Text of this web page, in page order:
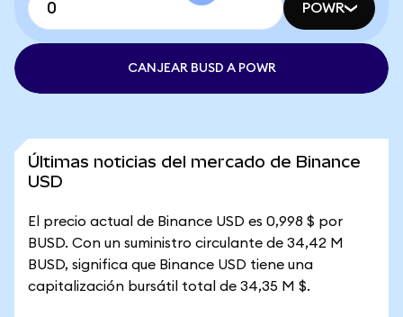
POWR
CANJEAR BUSD A POWR
Últimas noticias del mercado de Binance
USD
El precio actual de Binance USD es 0,998 $ por
BUSD. Con un suministro circulante de 34,42 M
BUSD, significa que Binance USD tiene una
capitalización bursátil total de 34,35 M $.